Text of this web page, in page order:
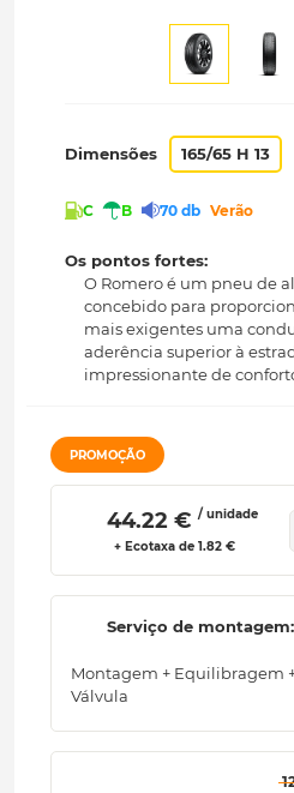
Dimensões 165/65 H 13
C B 70 db Verão
Os pontos fortes:
O Romero é um pneu de
concebido para
mais exigentes uma
aderência superior à
impressionante de
PROMOÇÃO
44.22 € / unidade
+ Ecotaxa de 1.82 €
Serviço de
Montagem + Equilibragem
Válvula